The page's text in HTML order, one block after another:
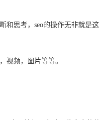
和思考，seo的操作无非就是这
视频，图片等等。